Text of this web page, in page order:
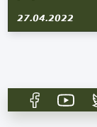
27.04.2022